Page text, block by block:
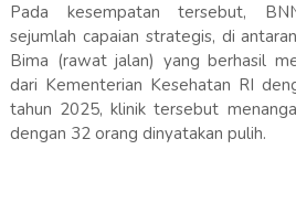
Pada kesempatan tersebut,
sejumlah capaian strategis, di
Bima (rawat jalan) yang berhasil
dari Kementerian Kesehatan RI
tahun 2025, klinik tersebut
dengan 32 orang dinyatakan pulih.